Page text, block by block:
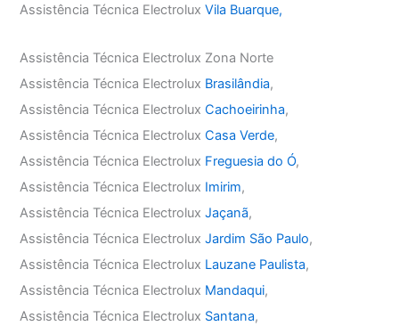
Assistência Técnica ElectroluxVila Buarque,
Assistência Técnica Electrolux Zona Norte
Assistência Técnica Electrolux Brasilândia,
Assistência Técnica ElectroluxCachoeirinha,
Assistência Técnica ElectroluxCasa Verde,
Assistência Técnica Electrolux Freguesia do Ó,
Assistência Técnica Electrolux Imirim,
Assistência Técnica ElectroluxJaçanã,
Assistência Técnica ElectroluxJardim São Paulo,
Assistência Técnica Electrolux Lauzane Paulista,
Assistência Técnica Electrolux Mandaqui,
Assistência Técnica Electrolux Santana,